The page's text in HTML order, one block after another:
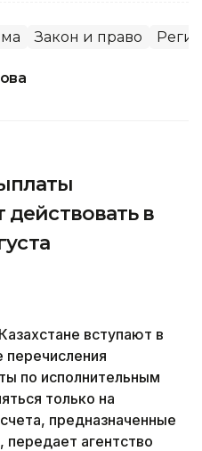
Закон и право
в
вступают в
перечисления
по исполнительным
только на
предназначенные
передает агентство